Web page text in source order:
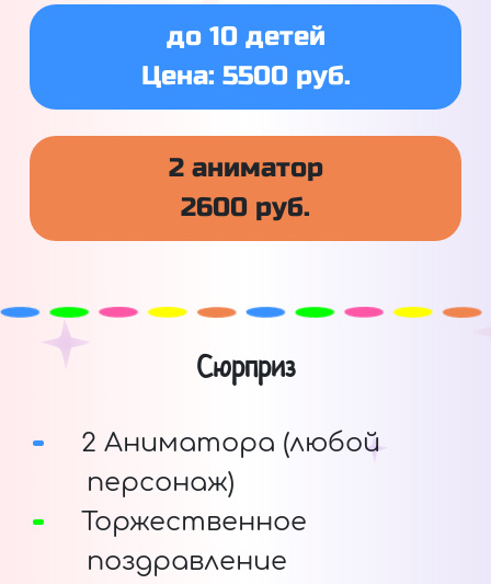
до 10 детей
Цена: 5500 руб.
2 аниматор
2600 руб.
Сюрприз
2 Аниматора (любой
персонаж)
Торжественное
поздравление